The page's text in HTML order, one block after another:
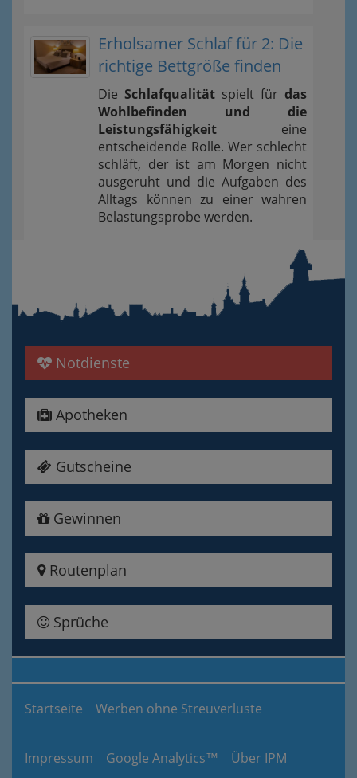
Erholsamer Schlaf für 2: Die
richtige Bettgröße finden
Die Schlafqualität spielt für das
Wohlbefinden und die
Leistungsfähigkeit eine
entscheidende Rolle. Wer schlecht
schläft, der ist am Morgen nicht
ausgeruht und die Aufgaben des
Alltags können zu einer wahren
Belastungsprobe werden.
Notdienste
Apotheken
Gutscheine
Gewinnen
Routenplan
Sprüche
Startseite Werben ohne Streuverluste
Impressum Google Analytics™ Über IPM